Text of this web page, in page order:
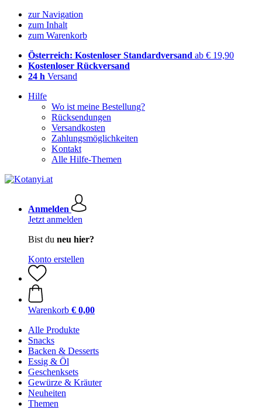
zur Navigation
zum Inhalt
zum Warenkorb
Österreich: Kostenloser Standardversand ab € 19,90
Kostenloser Rückversand
24 h Versand
Hilfe
Wo ist meine Bestellung?
Rücksendungen
Versandkosten
Zahlungsmöglichkeiten
Kontakt
Alle Hilfe-Themen
Anmelden
Jetzt anmelden
Bist du neu hier?
Konto erstellen
Warenkorb € 0,00
Alle Produkte
Snacks
Backen & Desserts
Essig & Öl
Geschenksets
Gewürze & Kräuter
Neuheiten
Themen